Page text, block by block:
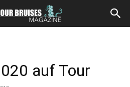
auf Tour